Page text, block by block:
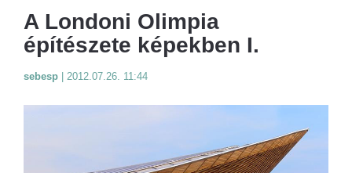
A Londoni Olimpia
építészete képekben I.
sebesp 2012.07.26. 11:44